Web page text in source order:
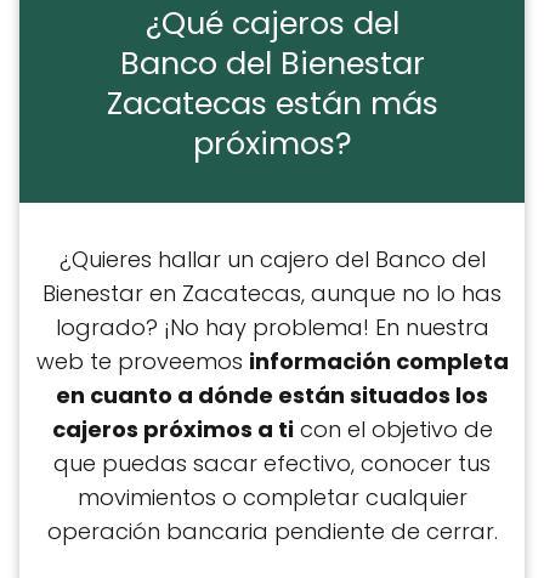
¿Qué cajeros del
Banco del Bienestar
Zacatecas están más
próximos?
¿Quieres hallar un cajero del Banco del
Bienestar en Zacatecas, aunque no lo has
logrado? ¡No hay problema! En nuestra
web te proveemos información completa
en cuanto a dónde están situados los
cajeros próximos a ticon el objetivo de
que puedas sacar efectivo, conocer tus
movimientos o completar cualquier
operación bancaria pendiente de cerrar.